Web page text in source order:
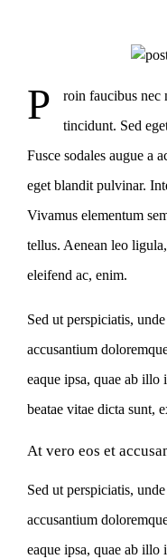
P
roin faucibus nec
tincidunt. Sed
Fusce sodales augue a
eget blandit pulvinar.
Vivamus elementum
tellus. Aenean leo
eleifend ac, enim.
Sed ut perspiciatis,
accusantium
eaque ipsa, quae ab illo
beatae vitae dicta sunt,
At vero eos et
Sed ut perspiciatis,
accusantium
eaque ipsa, quae ab illo